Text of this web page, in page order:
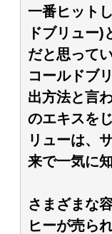
一番ヒット
ドブリュー
だと思って
コールドブ
出方法と言
のエキスを
リューは、
来で一気に
さまざまな
ヒーが売ら